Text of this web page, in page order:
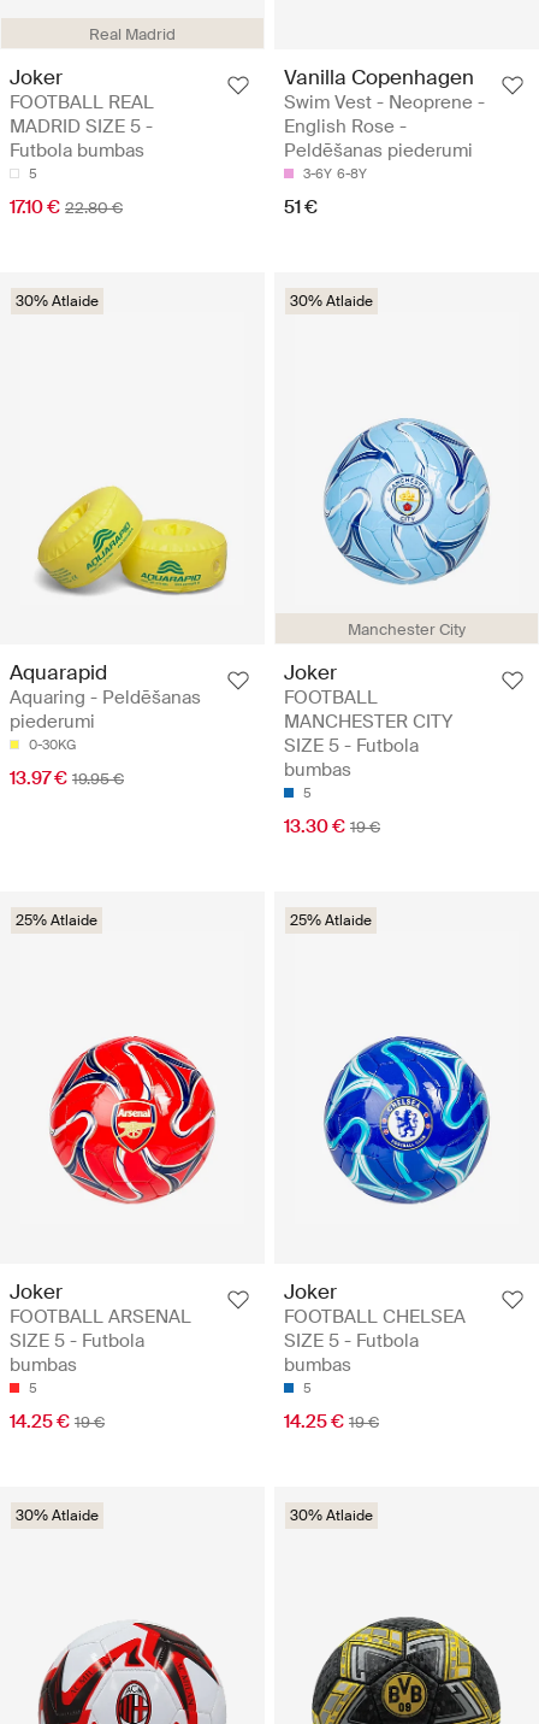
Real Madrid
Joker
FOOTBALL REAL
MADRID SIZE 5 -
Futbola bumbas
5
17.10 € 22.80 €
Vanilla Copenhagen
Swim Vest - Neoprene -
English Rose -
Peldēšanas piederumi
3-6Y 6-8Y
51 €
30% Atlaide
Aquarapid
Aquaring - Peldēšanas
piederumi
0-30KG
13.97 € 19.95 €
Manchester City
30% Atlaide
Joker
FOOTBALL
MANCHESTER CITY
SIZE 5 - Futbola
bumbas
5
13.30 € 19 €
25% Atlaide
Joker
FOOTBALL ARSENAL
SIZE 5 - Futbola
bumbas
5
14.25 € 19 €
25% Atlaide
Joker
FOOTBALL CHELSEA
SIZE 5 - Futbola
bumbas
5
14.25 € 19 €
30% Atlaide 30% Atlaide